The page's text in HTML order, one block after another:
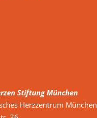
Stiftung München
Herzzentrum München